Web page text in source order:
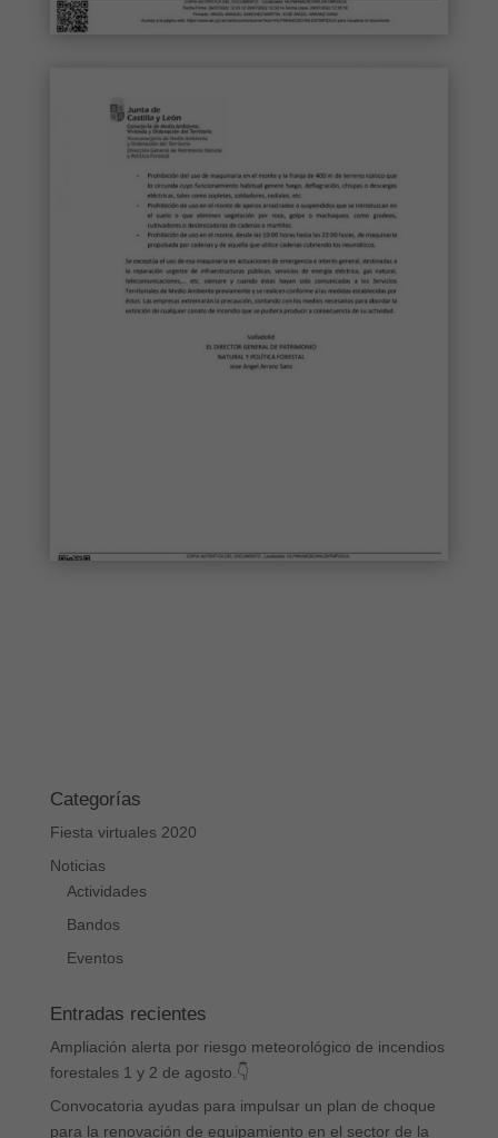
Categorías
Fiesta virtuales 2020
Noticias
Actividades
Bandos
Eventos
Entradas recientes
Ampliación alerta por riesgo meteorológico de incendios
forestales 1 y 2 de agosto.👇
Convocatoria ayudas para impulsar un plan de choque
para la renovación de equipamiento en el sector de la